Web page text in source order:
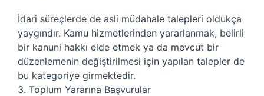
İdari süreçlerde de asli müdahale talepleri oldukça
yaygındır. Kamu hizmetlerinden yararlanmak, belirli
bir kanuni hakkı elde etmek ya da mevcut bir
düzenlemenin değiştirilmesi için yapılan talepler de
bu kategoriye girmektedir.
3. Toplum Yararına Başvurular